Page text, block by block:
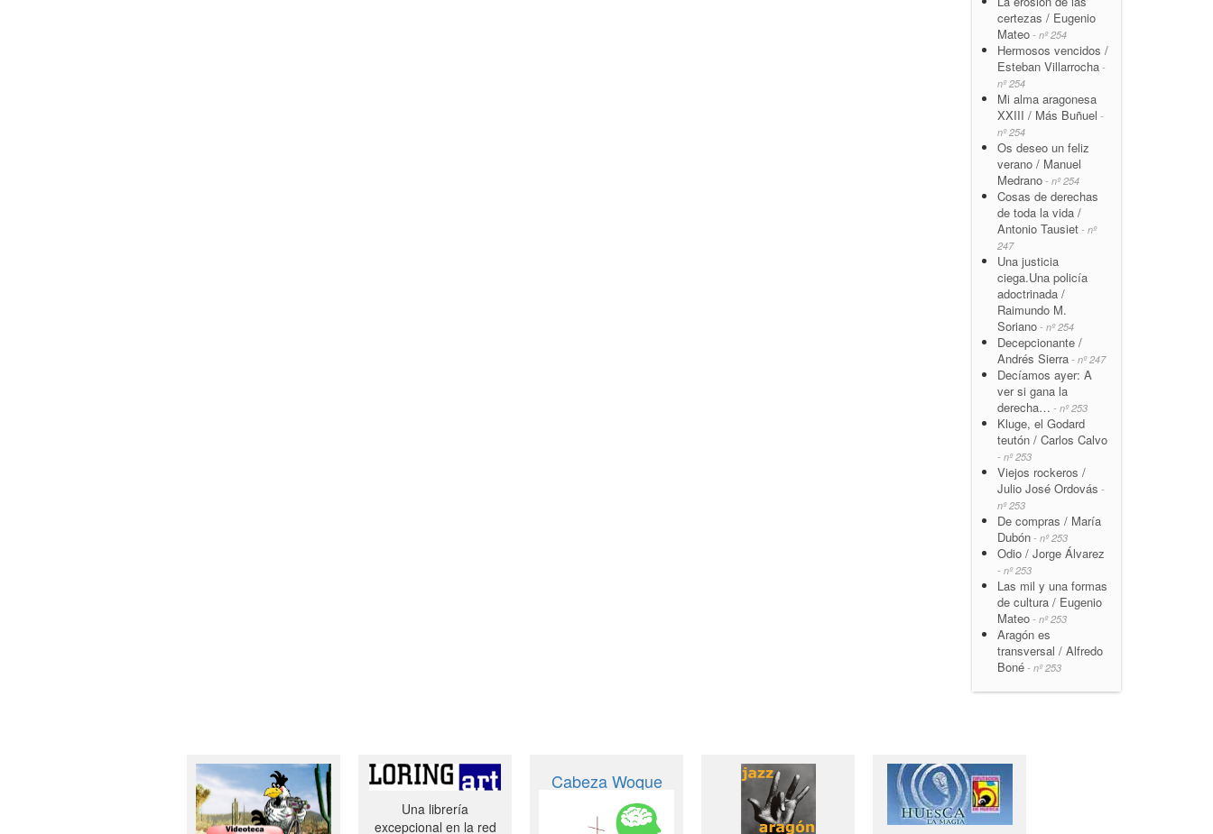
certezas / Eugenio
Mateo - nº 254
Hermosos vencidos /
Esteban Villarrocha -
nº 254
Mi alma aragonesa
XXIII / Más Buñuel -
nº 254
Os deseo un feliz
verano / Manuel
Medrano - nº 254
Cosas de derechas
de toda la vida /
Antonio Tausiet - nº
247
Una justicia
ciega.Una policía
adoctrinada /
Raimundo M.
Soriano - nº 254
Decepcionante /
Andrés Sierra - nº 247
Decíamos ayer: A
ver si gana la
derecha… - nº 253
Kluge, el Godard
teutón / Carlos Calvo
- nº 253
Viejos rockeros /
Julio José Ordovás -
nº 253
De compras / María
Dubón - nº 253
Odio / Jorge Álvarez
- nº 253
Las mil y una formas
de cultura / Eugenio
Mateo - nº 253
Aragón es
transversal / Alfredo
Boné - nº 253
Una librería
excepcional en la red
Cabeza Woque